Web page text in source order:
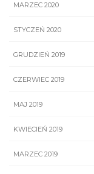
MARZEC 2020
STYCZEŃ 2020
GRUDZIEŃ 2019
CZERWIEC 2019
MAJ 2019
KWIECIEŃ 2019
MARZEC 2019